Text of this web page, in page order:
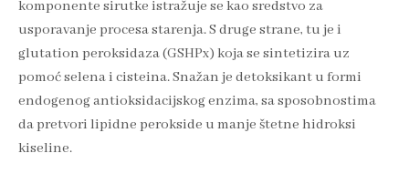
komponente sirutke istražuje se kao sredstvo za
usporavanje procesa starenja. S druge strane, tu je i
glutation peroksidaza (GSHPx) koja se sintetizira uz
pomoć selena i cisteina. Snažan je detoksikant u formi
endogenog antioksidacijskog enzima, sa sposobnostima
da pretvori lipidne perokside u manje štetne hidroksi
kiseline.